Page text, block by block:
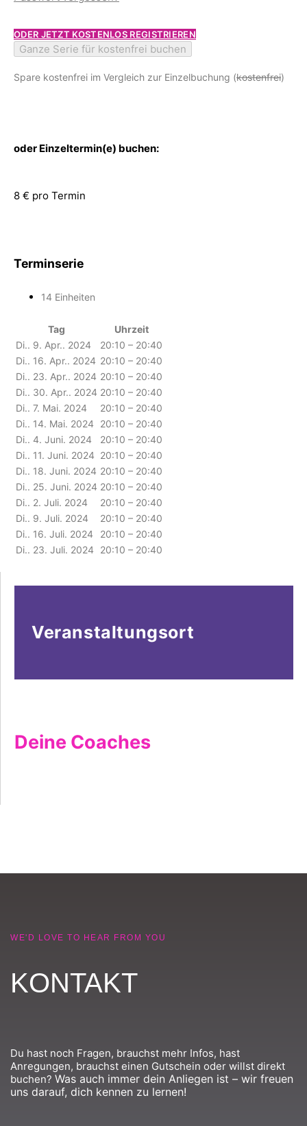
ODER JETZT KOSTENLOS REGISTRIEREN
Ganze Serie für kostenfrei buchen
Spare kostenfrei im Vergleich zur Einzelbuchung (kostenfrei)
oder Einzeltermin(e) buchen:
8 € pro Termin
Terminserie
14 Einheiten
Tag
Uhrzeit
Di.. 9. Apr.. 2024
20:10 – 20:40
Di.. 16. Apr.. 2024 20:10 – 20:40
Di.. 23. Apr.. 2024 20:10 – 20:40
Di.. 30. Apr.. 2024 20:10 – 20:40
Di.. 7. Mai. 2024
20:10 – 20:40
Di.. 14. Mai. 2024
20:10 – 20:40
Di.. 4. Juni. 2024
20:10 – 20:40
Di.. 11. Juni. 2024 20:10 – 20:40
Di.. 18. Juni. 2024 20:10 – 20:40
Di.. 25. Juni. 2024 20:10 – 20:40
Di.. 2. Juli. 2024
20:10 – 20:40
Di.. 9. Juli. 2024
20:10 – 20:40
Di.. 16. Juli. 2024
20:10 – 20:40
Di.. 23. Juli. 2024
20:10 – 20:40
Veranstaltungsort
Deine Coaches
WE'D LOVE TO HEAR FROM YOU
KONTAKT
Du hast noch Fragen, brauchst mehr Infos, hast
Anregungen, brauchst einen Gutschein oder willst direkt
buchen? Was auch immer dein Anliegen ist – wir freuen
uns darauf, dich kennen zu lernen!